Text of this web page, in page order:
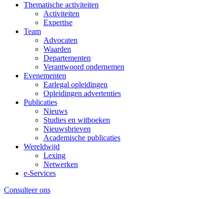
Thematische activiteiten
Activiteiten
Expertise
Team
Advocaten
Waarden
Departementen
Verantwoord ondernemen
Evenementen
Earlegal opleidingen
Opleidingen advertenties
Publicaties
Nieuws
Studies en witboeken
Nieuwsbrieven
Academische publicaties
Wereldwijd
Lexing
Netwerken
e-Services
Consulteer ons